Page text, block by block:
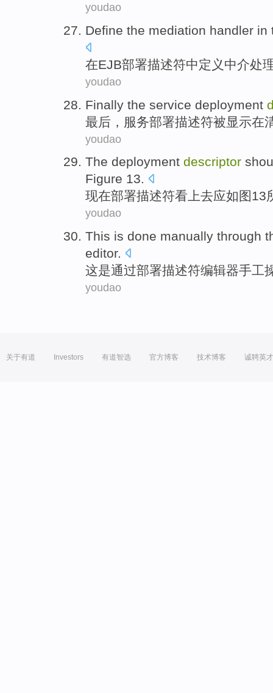
youdao
Define the mediation handler in
在EJB部署描述符中定义 中介处
youdao
Finally the service deployment
最后 ， 服务部署描述符被显示在
youdao
The deployment descriptor
Figure 13.
现在部署描述符看上去应如图13
youdao
This is done manually through
editor.
这是通过部署描述符编辑器手工
youdao
关于有道 Investors 有道智选 官方博客 技术博客 诚聘英才